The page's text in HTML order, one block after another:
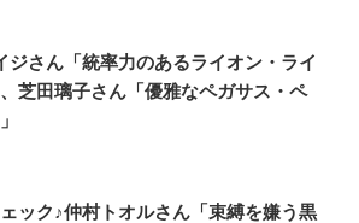
ジさん「統率力のあるライオン・ライ
芝田璃子さん「優雅なペガサス・ペ
ック♪仲村トオルさん「束縛を嫌う黒